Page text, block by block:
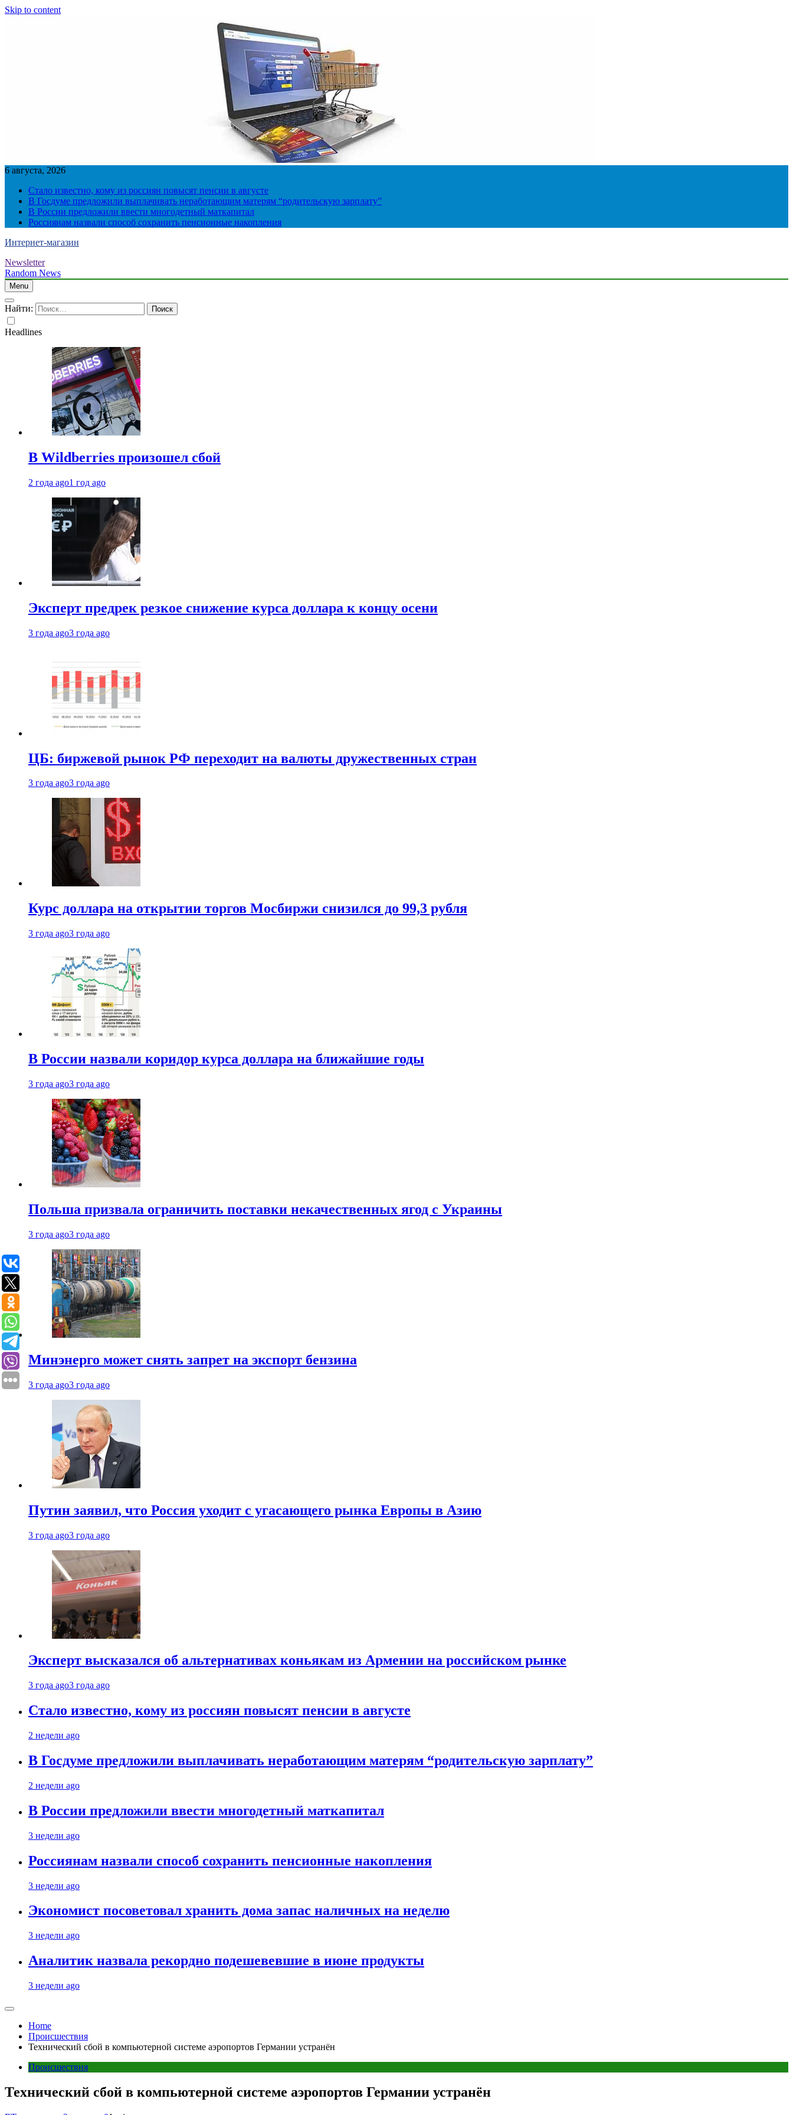
Skip to content
6 августа, 2026
Стало известно, кому из россиян повысят пенсии в августе
В Госдуме предложили выплачивать неработающим матерям “родительскую зарплату”
В России предложили ввести многодетный маткапитал
Россиянам назвали способ сохранить пенсионные накопления
Интернет-магазин
Newsletter
Random News
Menu
Найти:
Headlines
В Wildberries произошел сбой
2 года ago1 год ago
Эксперт предрек резкое снижение курса доллара к концу осени
3 года ago3 года ago
ЦБ: биржевой рынок РФ переходит на валюты дружественных стран
3 года ago3 года ago
Курс доллара на открытии торгов Мосбиржи снизился до 99,3 рубля
3 года ago3 года ago
В России назвали коридор курса доллара на ближайшие годы
3 года ago3 года ago
Польша призвала ограничить поставки некачественных ягод с Украины
3 года ago3 года ago
Минэнерго может снять запрет на экспорт бензина
3 года ago3 года ago
Путин заявил, что Россия уходит с угасающего рынка Европы в Азию
3 года ago3 года ago
Эксперт высказался об альтернативах коньякам из Армении на российском рынке
3 года ago3 года ago
Стало известно, кому из россиян повысят пенсии в августе
2 недели ago
В Госдуме предложили выплачивать неработающим матерям “родительскую зарплату”
2 недели ago
В России предложили ввести многодетный маткапитал
3 недели ago
Россиянам назвали способ сохранить пенсионные накопления
3 недели ago
Экономист посоветовал хранить дома запас наличных на неделю
3 недели ago
Аналитик назвала рекордно подешевевшие в июне продукты
3 недели ago
Home
Происшествия
Технический сбой в компьютерной системе аэропортов Германии устранён
Происшествия
Технический сбой в компьютерной системе аэропортов Германии устранён